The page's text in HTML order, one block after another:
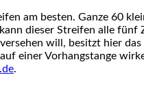
am besten. Ganze 60
dieser Streifen alle
will, besitzt hier
einer Vorhangstange
.